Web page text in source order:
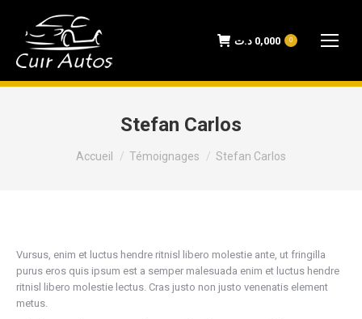
0,000 د.ت 0
Stefan Carlos
Accueil Témoignages Stefan Carlos
Vursus, enim et luctus hendre ritnisl libero molestie ante, ut fringilla
purus eros quis ipsum est a semper malesuada enim et luctus hendre
ritnisl libero molestie lectus. Cras justo non justo venenatis element
metus.